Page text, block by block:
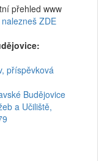
přehled www
nalezneš ZDE
příspěvková
Budějovice
a Učiliště,